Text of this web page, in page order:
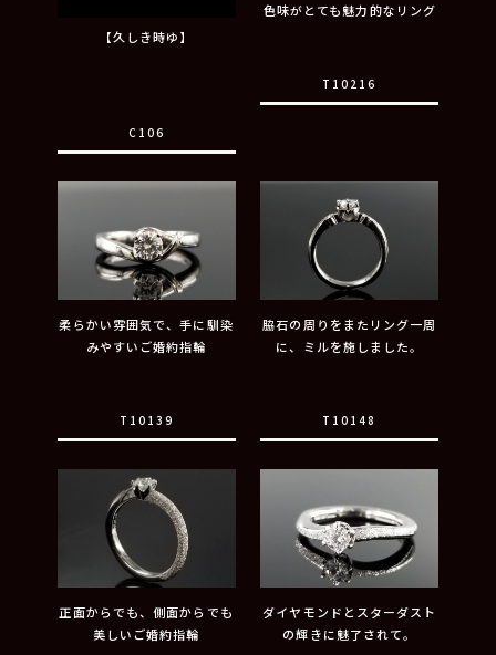
【久しき時ゆ】
C106
色味がとても魅力的なリング
T10216
柔らかい雰囲気で、手に馴染
みやすいご婚約指輪
T10139
脇石の周りをまたリング一周
に、ミルを施しました。
T10148
正面からでも、側面からでも
美しいご婚約指輪
ダイヤモンドとスターダスト
の輝きに魅了されて。